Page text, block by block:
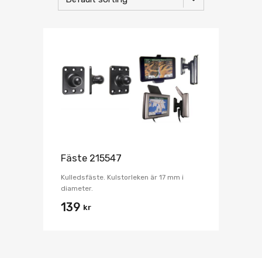
Fäste 215547
Kulledsfäste. Kulstorleken är 17 mm i
diameter.
139 kr